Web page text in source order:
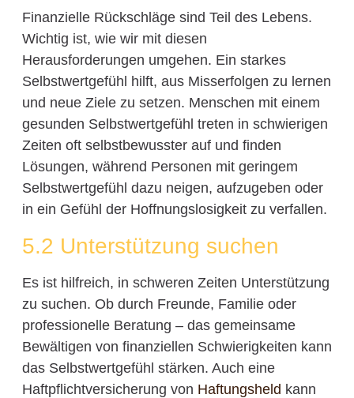
Finanzielle Rückschläge sind Teil des Lebens.
Wichtig ist, wie wir mit diesen
Herausforderungen umgehen. Ein starkes
Selbstwertgefühl hilft, aus Misserfolgen zu lernen
und neue Ziele zu setzen. Menschen mit einem
gesunden Selbstwertgefühl treten in schwierigen
Zeiten oft selbstbewusster auf und finden
Lösungen, während Personen mit geringem
Selbstwertgefühl dazu neigen, aufzugeben oder
in ein Gefühl der Hoffnungslosigkeit zu verfallen.
5.2 Unterstützung suchen
Es ist hilfreich, in schweren Zeiten Unterstützung
zu suchen. Ob durch Freunde, Familie oder
professionelle Beratung – das gemeinsame
Bewältigen von finanziellen Schwierigkeiten kann
das Selbstwertgefühl stärken. Auch eine
Haftpflichtversicherung von Haftungsheld kann